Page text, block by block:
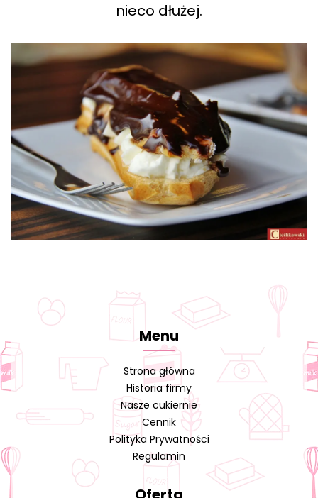
nieco dłużej.
Menu
Strona główna
Historia firmy
Nasze cukiernie
Cennik
Polityka Prywatności
Regulamin